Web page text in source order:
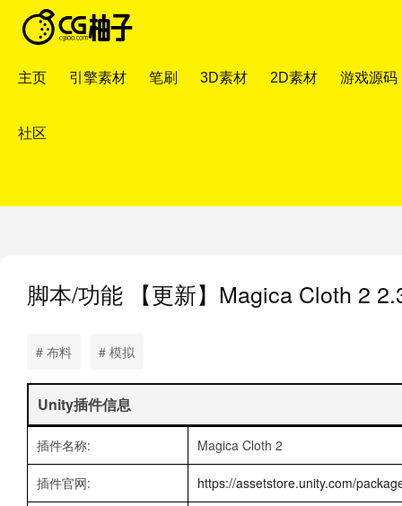
主页 引擎素材 笔刷 3D素材 2D素材 游戏源码
社区
脚本/功能 【更新】Magica Cloth 2
# 布料 # 模拟
Unity插件信息
插件名称: Magica Cloth 2
插件官网: https://assetstore.unity.com/